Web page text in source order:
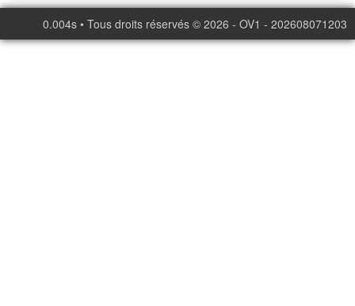
0.004s • Tous droits réservés © 2026 - OV1 - 202608071203